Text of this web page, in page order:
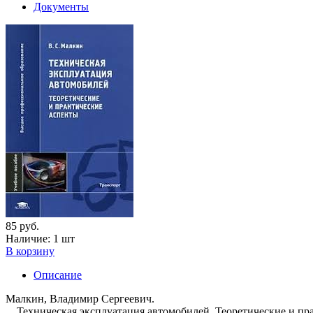
Документы
85 руб.
Наличие: 1 шт
В корзину
Описание
Малкин, Владимир Сергеевич.